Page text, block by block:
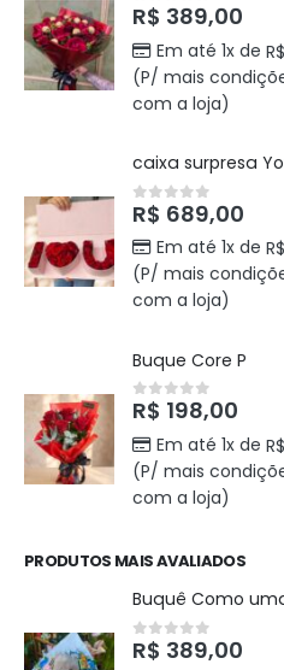
0out of 5
R$ 389,00
Em até 1x de R$
(P/ mais
com a loja)
caixa surpresa
0out of 5
R$ 689,00
Em até 1x de R$
(P/ mais
com a loja)
Buque Core P
0out of 5
R$ 198,00
Em até 1x de R$
(P/ mais
com a loja)
PRODUTOS MAIS AVALIADOS
Buquê Como
0out of 5
R$ 389,00